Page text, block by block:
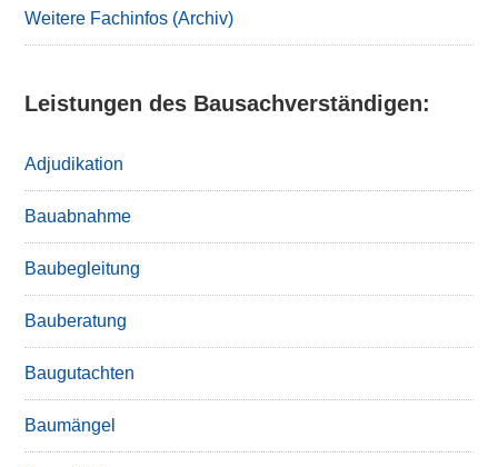
Weitere Fachinfos (Archiv)
Leistungen des Bausachverständigen:
Adjudikation
Bauabnahme
Baubegleitung
Bauberatung
Baugutachten
Baumängel